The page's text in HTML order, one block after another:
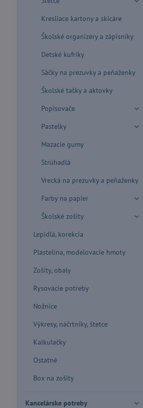
Kresliace kartony a skicáre
Školské organizéry a zápisníky
Detské kufríky
Sáčky na prezuvky a peňaženky
Školské tašky a aktovky
Popisovače
Pastelky
Mazacie gumy
Strúhadlá
Vrecká na prezuvky a peňaženky
Farby na papier
Školské zošity
Lepidlá, korekcia
Plastelína, modelovacie hmoty
Zošity, obaly
Rysovacie potreby
Nožnice
Výkresy, náčrtníky, štetce
Kalkulačky
Ostatné
Box na zošity
Kancelárske potreby